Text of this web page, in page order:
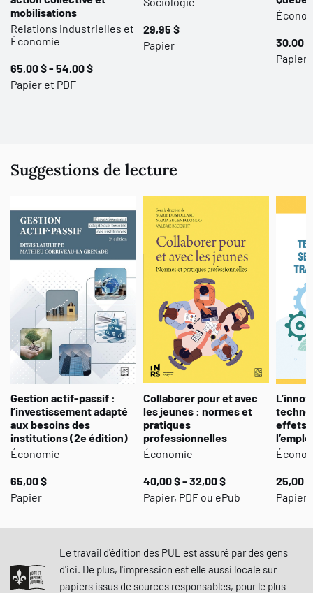
mobilisations
Relations industrielles et
Économie
65,00 $ - 54,00 $
Papier et PDF
29,95 $
Papier
30,00 $
Papier
Suggestions de lecture
Gestion actif-passif :
l’investissement adapté
aux besoins des
institutions (2e édition)
Économie
65,00 $
Papier
Collaborer pour et avec
les jeunes : normes et
pratiques
professionnelles
Économie
40,00 $ - 32,00 $
Papier, PDF ou ePub
effets
l’emploi
25,00
Papier,
Le travail d'édition des PUL est assuré par des gens
d'ici. De plus, l'impression est elle aussi locale sur
papiers issus de sources responsables, pour le plus